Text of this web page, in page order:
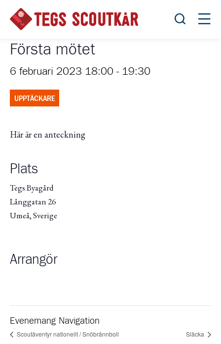
Öppna
Första mötet
6 februari 2023 18:00 - 19:30
UPPTÄCKARE
Här är en anteckning
Plats
Tegs Byagård
Långgatan 26
Umeå,Sverige
Arrangör
Evenemang Navigation
Scoutäventyr nationellt / Snöbrännboll Släcka